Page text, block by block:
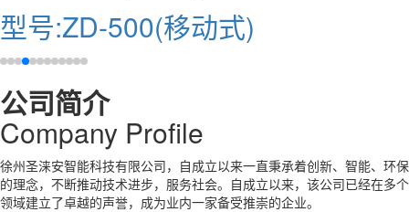
型号:ZD-500(移动式)
公司简介
Company Profile
徐州圣涞安智能科技有限公司，自成立以来一直秉承着创新、智能、环保
的理念，不断推动技术进步，服务社会。自成立以来，该公司已经在多个
领域建立了卓越的声誉，成为业内一家备受推崇的企业。